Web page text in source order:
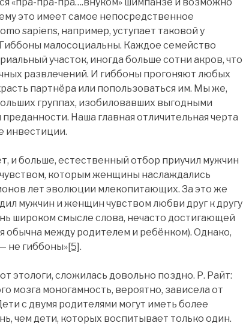
это имеет самое непосредственное
sapiens, например, уступает таковой у
малосоциальны. Каждое семейство
участок, иногда больше сотни акров, что
развлечений. И гиббоны прогоняют любых
партнёра или попользоваться им. Мы же,
группах, изобиловавших выгодными
Наша главная отличительная черта
инвестиции.
и больше, естественный отбор приучил мужчин
которым женщины наслаждались
лет эволюции млекопитающих. За это же
мужчин и женщин чувством любви друг к другу
широком смысле слова, нечасто достигающей
обычна между родителем и ребёнком). Однако,
не гиббоны»[5].
этологи, сложилась довольно поздно. Р. Райт:
мозга моногамность, вероятно, зависела от
с двумя родителями могут иметь более
чем дети, которых воспитывает только один.